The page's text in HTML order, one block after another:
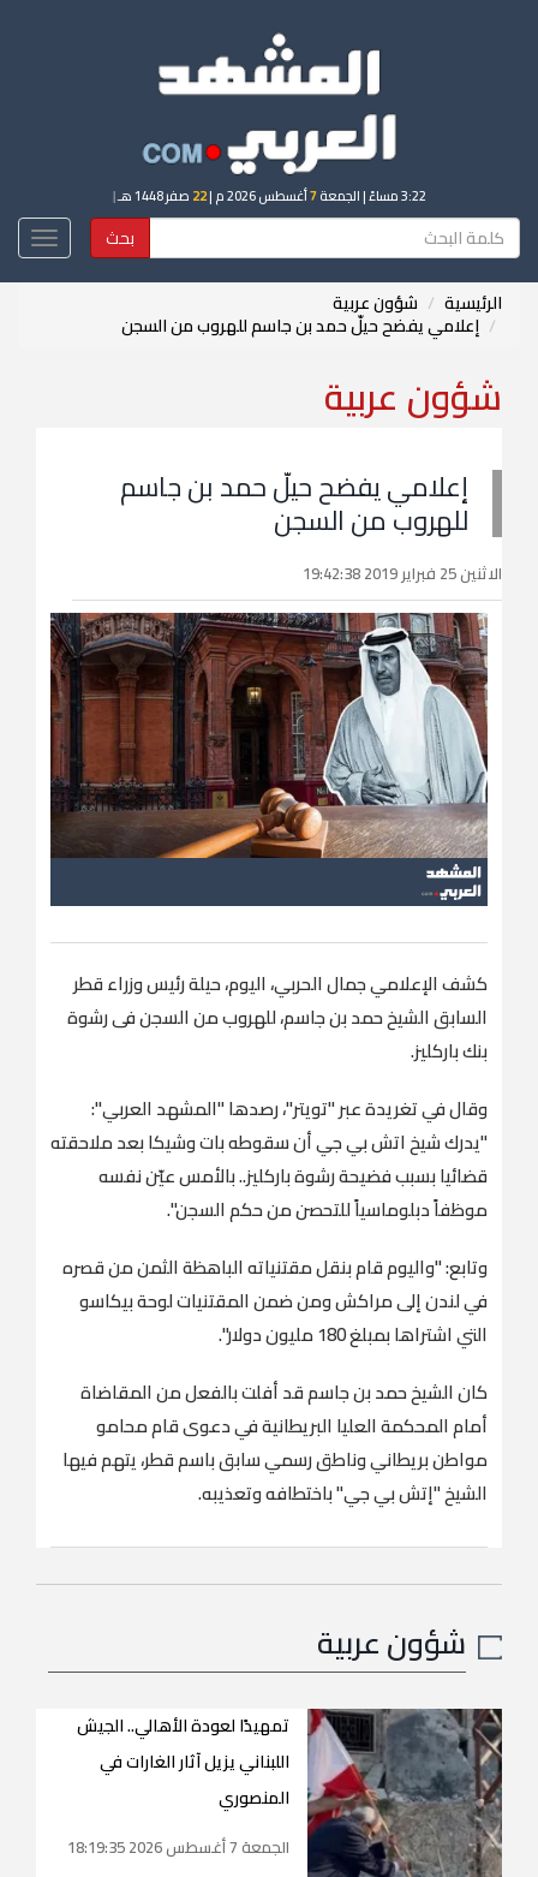
3:22 مساءً | الجمعة7أغسطس 2026 م | 22 صفر 1448 هـ |
بحث
الرئيسية شؤون عربية
إعلامي يفضح حيلّ حمد بن جاسم للهروب من السجن
شؤون عربية
إعلامي يفضح حيلّ حمد بن جاسم
للهروب من السجن
الاثنين 25 فبراير 2019 19:42:38
كشف الإعلامي جمال الحربي، اليوم، حيلة رئيس وزراء قطر
السابق الشيخ حمد بن جاسم، للهروب من السجن فى رشوة
بنك باركليز.
وقال في تغريدة عبر "تويتر"، رصدها "المشهد العربي":
"يدرك شيخ اتش بي جي أن سقوطه بات وشيكا بعد ملاحقته
قضائيا بسبب فضيحة رشوة باركليز.. بالأمس عيّن نفسه
موظفاً دبلوماسياً للتحصن من حكم السجن".
وتابع: "واليوم قام بنقل مقتنياته الباهظة الثمن من قصره
في لندن إلى مراكش ومن ضمن المقتنيات لوحة بيكاسو
التي اشتراها بمبلغ 180 مليون دولار".
كان الشيخ حمد بن جاسم قد أفلت بالفعل من المقاضاة
أمام المحكمة العليا البريطانية في دعوى قام محامو
مواطن بريطاني وناطق رسمي سابق باسم قطر، يتهم فيها
الشيخ "إتش بي جي" باختطافه وتعذيبه.
شؤون عربية
تمهيدًا لعودة الأهالي.. الجيش
اللبناني يزيل آثار الغارات في
المنصوري
الجمعة 7 أغسطس 2026 18:19:35